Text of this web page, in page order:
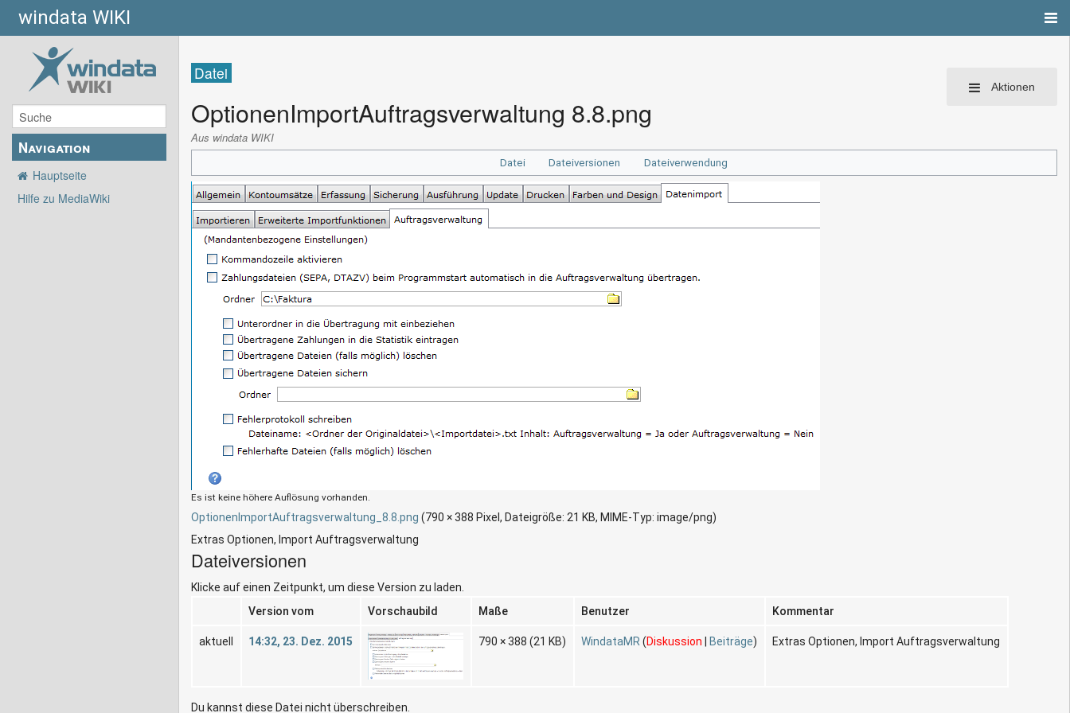
windata WIKI
Navigation
Hauptseite
Hilfe zu MediaWiki
Aktionen
Datei
OptionenImportAuftragsverwaltung 8.8.png
Aus windata WIKI
Datei Dateiversionen Dateiverwendung
Es ist keine höhere Auflösung vorhanden.
OptionenImportAuftragsverwaltung_8.8.png ‎(790 × 388 Pixel, Dateigröße: 21 KB, MIME-Typ:image/png)
Extras Optionen, Import Auftragsverwaltung
Dateiversionen
Klicke auf einen Zeitpunkt, um diese Version zu laden.
Version vom
Vorschaubild Maße Benutzer Kommentar
aktuell 14:32, 23. Dez. 2015 790 × 388(21 KB) WindataMR (Diskussion Beiträge) Extras Optionen, Import Auftragsverwaltung
Du kannst diese Datei nicht überschreiben.